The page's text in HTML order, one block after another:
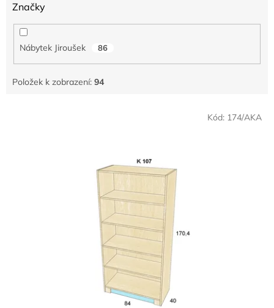
Značky
Nábytek Jiroušek 86
Položek k zobrazení: 94
Kód: 174/AKA